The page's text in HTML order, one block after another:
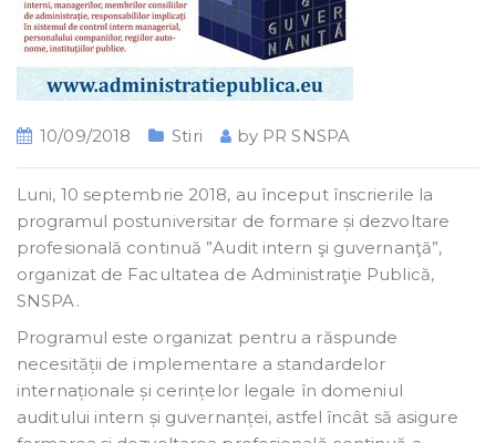
10/09/2018 Stiri by PR SNSPA
Luni, 10 septembrie 2018, au început înscrierile la
programul postuniversitar de formare și dezvoltare
profesională continuă ”Audit intern şi guvernanţă”,
organizat de Facultatea de Administraţie Publică,
SNSPA.
Programul este organizat pentru a răspunde
necesității de implementare a standardelor
internaționale și cerințelor legale în domeniul
auditului intern și guvernanței, astfel încât să asigure